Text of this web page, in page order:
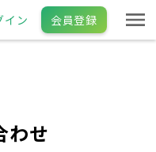
イン 会員登録
わせ